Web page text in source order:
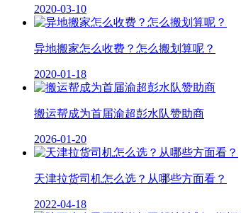
2020-03-10
异地搬家怎么收费？怎么搬划算呢？
2020-01-18
搬运帮成为首届渝超彭水队赞助商
2026-01-20
天津拉货司机怎么选？从哪些方面看？
2022-04-18